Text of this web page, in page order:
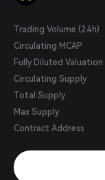
Trading Volume (24h)
Circulating MCAP
Fully Diluted Valuation
Circulating Supply
Total Supply
Max Supply
Contract Address